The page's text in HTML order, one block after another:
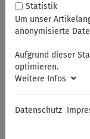
Statistik
Um unser
anonymisierte
Aufgrund dieser
optimieren.
Weitere Infos
Datenschutz